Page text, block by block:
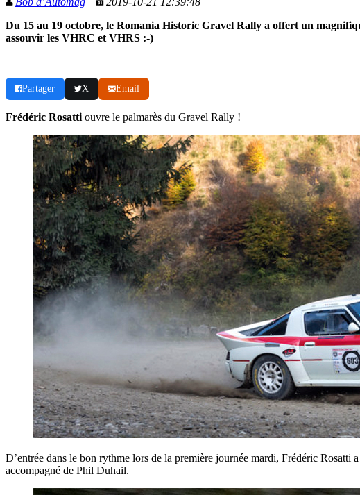
Du 15 au 19 octobre, le Romania Historic Gravel Rally a offert un
assouvir les VHRC et VHRS :-)
Partager X Email
Frédéric Rosattiouvre le palmarès du Gravel Rally !
D’entrée dans le bon rythme lors de la première journée mardi, Frédéric
accompagné de Phil Duhail.